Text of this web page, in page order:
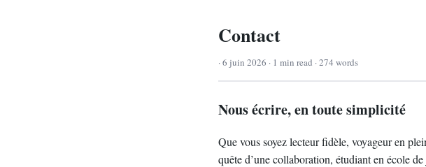
Contact
· 6 juin 2026 · 1 min read · 274 words
Nous écrire, en toute simplicité
Que vous soyez lecteur fidèle, voyageur en
quête d’une collaboration, étudiant en école